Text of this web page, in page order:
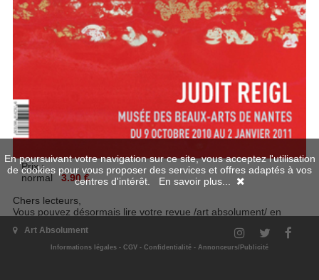
Prix :
normal
3.90 €
Chers lecteurs,
Vous pouvez désormais lire votre revue /art absolument/ en
supports grâce à la nouvelle technologie.
Vous trouverez le numérique en numérique dans votrevotre
Art Absolument
Informations légales - CGV - Confidentialité - Annonceurs/Publicité
En poursuivant votre navigation sur ce site, vous acceptez l'utilisation
de cookies pour vous proposer des services et offres adaptés à vos
centres d'intérêt. En savoir plus...